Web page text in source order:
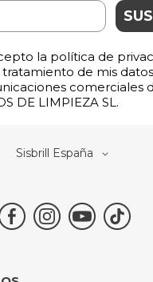
la política de
de mis
comerciales
DE LIMPIEZA SL.
Select
Sisbrill España